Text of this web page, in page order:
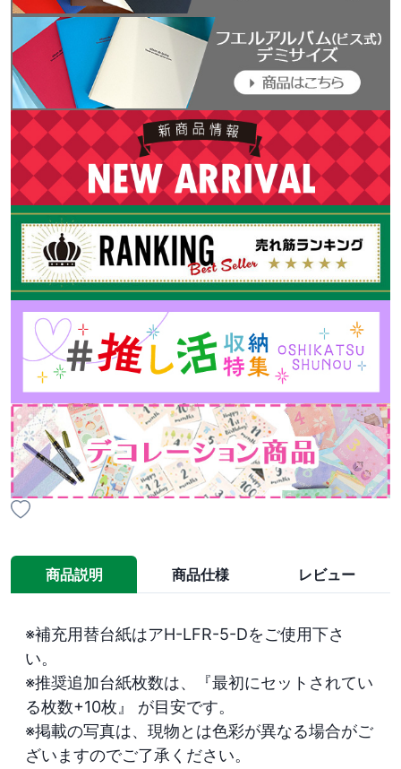
商品説明 商品仕様 レビュー
※補充用替台紙はアH-LFR-5-Dをご使用下さ
い。
※推奨追加台紙枚数は、『最初にセットされてい
る枚数+10枚』 が目安です。
※掲載の写真は、現物とは色彩が異なる場合がご
ざいますのでご了承ください。